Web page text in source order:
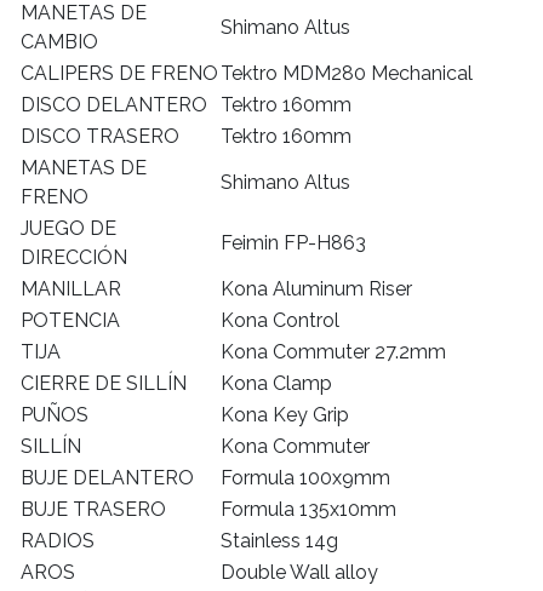
MANETAS DE
CAMBIO
Shimano Altus
CALIPERS DE FRENO Tektro MDM280 Mechanical
DISCO DELANTERO
Tektro 160mm
DISCO TRASERO
Tektro 160mm
MANETAS DE
FRENO
Shimano Altus
JUEGO DE
DIRECCIÓN
Feimin FP-H863
MANILLAR
Kona Aluminum Riser
POTENCIA
Kona Control
TIJA
Kona Commuter 27.2mm
CIERRE DE SILLÍN
Kona Clamp
PUÑOS
Kona Key Grip
SILLÍN
Kona Commuter
BUJE DELANTERO
Formula 100x9mm
BUJE TRASERO
Formula 135x10mm
RADIOS
Stainless 14g
AROS
Double Wall alloy